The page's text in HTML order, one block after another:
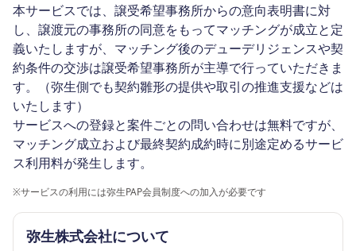
本サービスでは、譲受希望事務所からの意向表明書に対
し、譲渡元の事務所の同意をもってマッチングが成立と定
義いたしますが、マッチング後のデューデリジェンスや契
約条件の交渉は譲受希望事務所が主導で行っていただきま
す。（弥生側でも契約雛形の提供や取引の推進支援などは
いたします）
サービスへの登録と案件ごとの問い合わせは無料ですが、
マッチング成立および最終契約成約時に別途定めるサービ
ス利用料が発生します。
※サービスの利用には弥生PAP会員制度への加入が必要です
弥生株式会社について